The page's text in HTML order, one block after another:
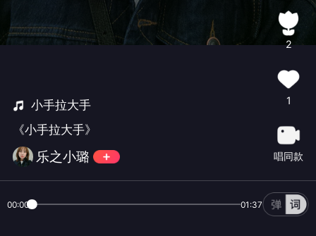
小手拉大手
《小手拉大手》
乐之小璐
2
1
唱同款
00:00 01:37